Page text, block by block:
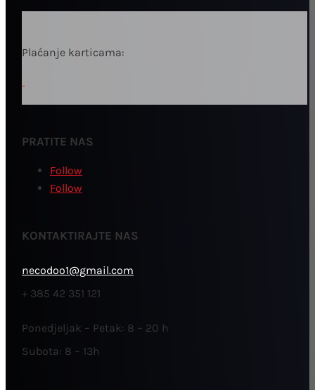
Plaćanje karticama:
PRATITE NAS
Follow
Follow
KONTAKTIRAJTE NAS
necodoo1@gmail.com
+ 385 42 351 121
Ponedjeljak – Petak: 8 – 20 h
Subota: 8 – 13h